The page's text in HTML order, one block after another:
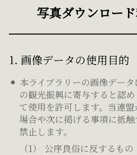
写真ダウンロー
1. 画像データの使用目的
本ライブラリーの画像デー
の観光振興に寄与すると認
て使用を許可します。当連
場合や次に掲げる事項に抵
禁止します。
公序良俗に反するもの